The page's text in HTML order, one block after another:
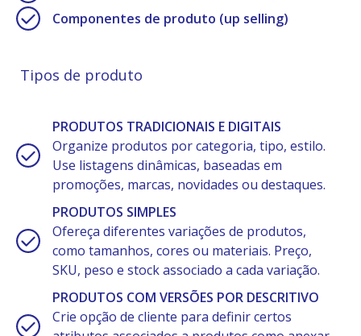
Componentes de produto (up selling)
Tipos de produto
PRODUTOS TRADICIONAIS E DIGITAIS
Organize produtos por categoria, tipo, estilo.
Use listagens dinâmicas, baseadas em
promoções, marcas, novidades ou destaques.
PRODUTOS SIMPLES
Ofereça diferentes variações de produtos,
como tamanhos, cores ou materiais. Preço,
SKU, peso e stock associado a cada variação.
PRODUTOS COM VERSÕES POR DESCRITIVO
Crie opção de cliente para definir certos